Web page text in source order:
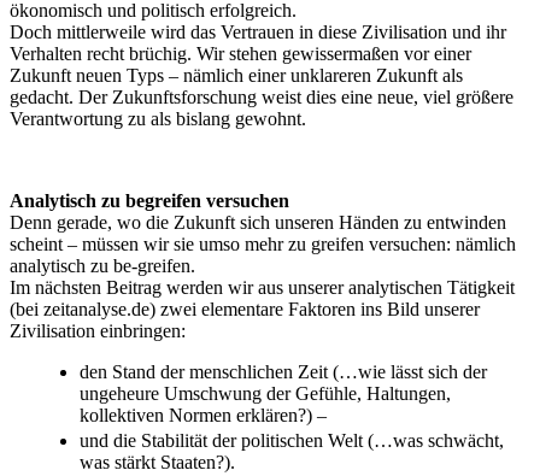
ökonomisch und politisch erfolgreich.
Doch mittlerweile wird das Vertrauen in diese Zivilisation und ihr
Verhalten recht brüchig. Wir stehen gewissermaßen vor einer
Zukunft neuen Typs – nämlich einer unklareren Zukunft als
gedacht. Der Zukunftsforschung weist dies eine neue, viel größere
Verantwortung zu als bislang gewohnt.
Analytisch zu begreifen versuchen
Denn gerade, wo die Zukunft sich unseren Händen zu entwinden
scheint – müssen wir sie umso mehr zu greifen versuchen: nämlich
analytisch zu be-greifen.
Im nächsten Beitrag werden wir aus unserer analytischen Tätigkeit
(bei zeitanalyse.de) zwei elementare Faktoren ins Bild unserer
Zivilisation einbringen:
den Stand der menschlichen Zeit (…wie lässt sich der
ungeheure Umschwung der Gefühle, Haltungen,
kollektiven Normen erklären?) –
und die Stabilität der politischen Welt (…was schwächt,
was stärkt Staaten?).